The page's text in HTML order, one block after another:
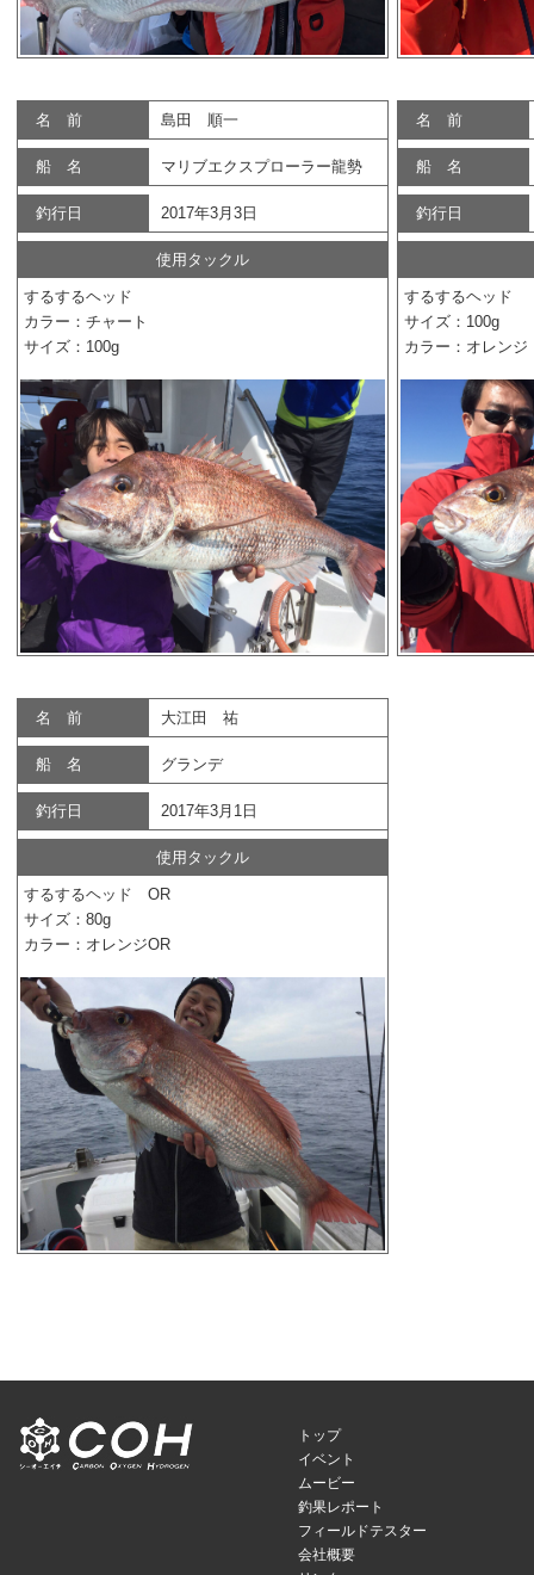
名 前 島田 順一
船 名 マリブエクスプローラー龍勢
釣行日 2017年3月3日
使用タックル
するするヘッド
カラー：チャート
サイズ：100g
名 前
船 名
釣行日
するするヘッド
サイズ：100g
カラー：オレンジ
名 前 大江田 祐
船 名 グランデ
釣行日 2017年3月1日
使用タックル
するするヘッド OR
サイズ：80g
カラー：オレンジOR
トップ
イベント
ムービー
釣果レポート
フィールドテスター
会社概要